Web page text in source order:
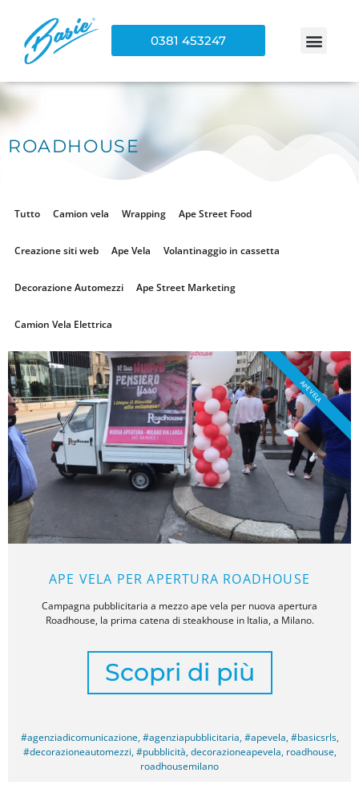
0381 453247
ROADHOUSE
Tutto Camion vela Wrapping Ape Street Food
Creazione siti web Ape Vela Volantinaggio in cassetta
Decorazione Automezzi Ape Street Marketing
Camion Vela Elettrica
APE VELA PER APERTURA ROADHOUSE
Campagna pubblicitaria a mezzo ape vela per nuova apertura
Roadhouse, la prima catena di steakhouse in Italia, a Milano.
Scopri di più
APE VELA
#agenziadicomunicazione,#agenziapubblicitaria,#apevela,#basicsrls,
#decorazioneautomezzi,#pubblicità,decorazioneapevela, roadhouse,
roadhousemilano